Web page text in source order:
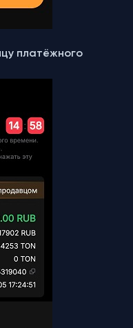
платёжного